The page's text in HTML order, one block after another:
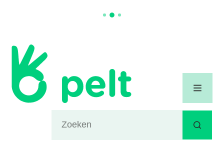
Gemeente Pelt
Zoeken
Menu